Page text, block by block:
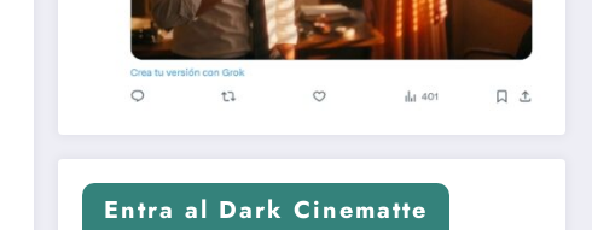
Entra al Dark Cinematte